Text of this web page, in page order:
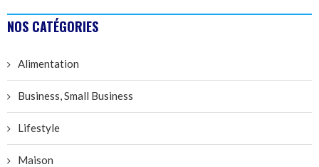
NOS CATÉGORIES
Alimentation
Business, Small Business
Lifestyle
Maison